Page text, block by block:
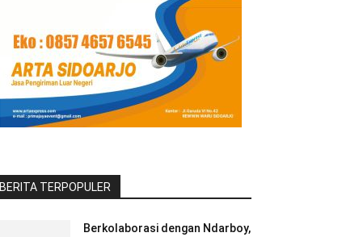
BERITA TERPOPULER
Berkolaborasi dengan Ndarboy,